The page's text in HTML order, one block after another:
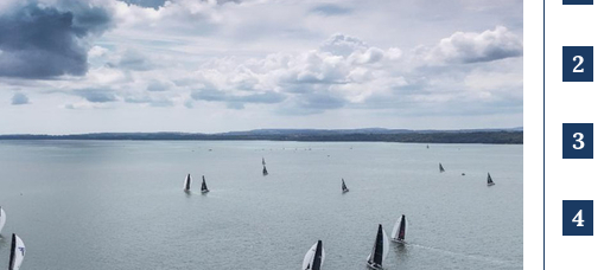
2
3
4